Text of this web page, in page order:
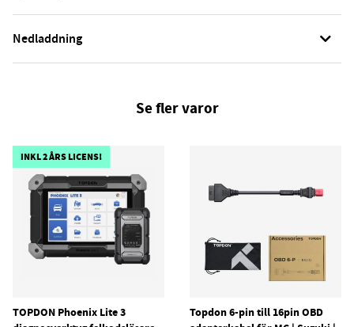
Nedladdning
Se fler varor
INKL 2 ÅRS LICENS!
TOPDON Phoenix Lite 3
Topdon 6-pin till 16pin OBD